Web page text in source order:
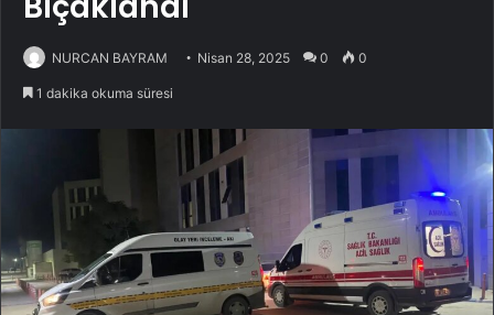
NURCAN BAYRAM Nisan 28, 2025 0 0
1 dakika okuma süresi